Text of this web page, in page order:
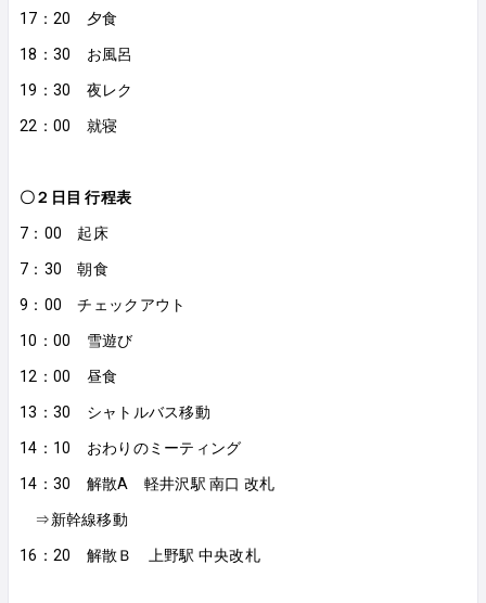
17：20 夕食
18：30 お風呂
19：30 夜レク
22：00 就寝
〇２日目 行程表
7：00 起床
7：30 朝食
9：00 チェックアウト
10：00 雪遊び
12：00 昼食
13：30 シャトルバス移動
14：10 おわりのミーティング
14：30 解散A 軽井沢駅 南口 改札
⇒新幹線移動
16：20 解散Ｂ 上野駅 中央改札